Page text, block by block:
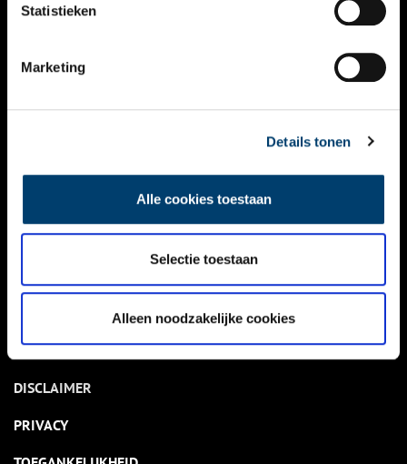
Statistieken
Marketing
Details tonen
Alle cookies toestaan
Selectie toestaan
Alleen noodzakelijke cookies
NIEUWS
KALENDER
ACTIVITEITEN
NIEUWSBRIEF
DISCLAIMER
PRIVACY